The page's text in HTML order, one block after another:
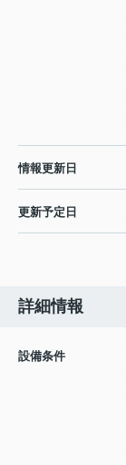
情報更新日
更新予定日
詳細情報
設備条件